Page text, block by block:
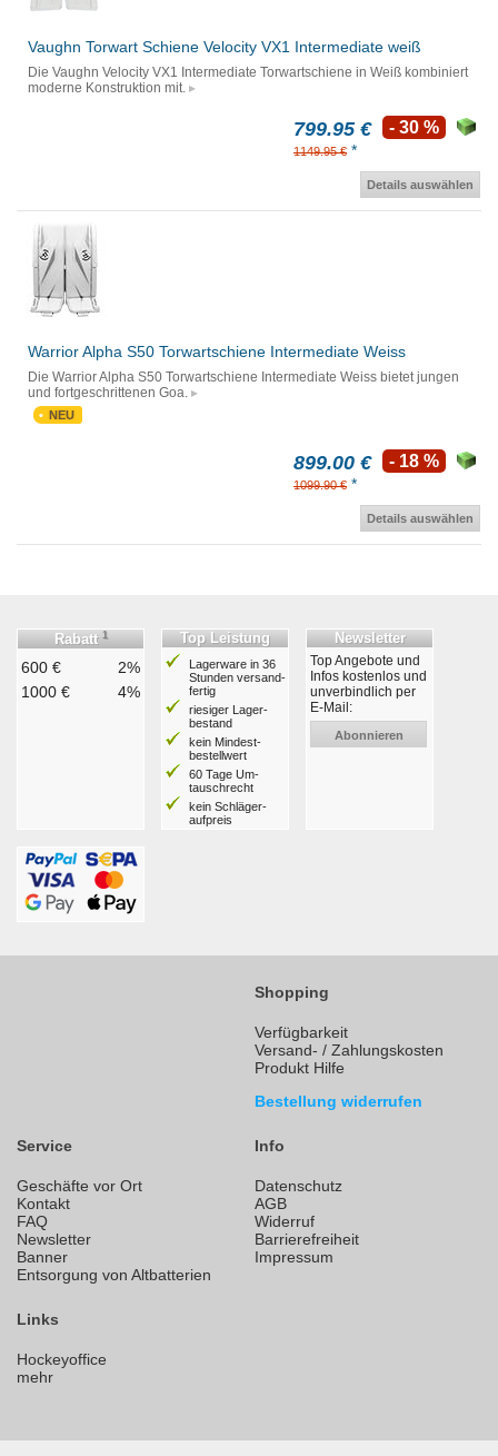
Vaughn Torwart Schiene Velocity VX1 Intermediate weiß
Die Vaughn Velocity VX1 Intermediate Torwartschiene in Weiß kombiniert
moderne Konstruktion mit.
799.95 €
1149.95 € *
- 30 %
Details auswählen
Warrior Alpha S50 Torwartschiene Intermediate Weiss
Die Warrior Alpha S50 Torwartschiene Intermediate Weiss bietet jungen
und fortgeschrittenen Goa.
NEU
899.00 €
1099.90 € *
- 18 %
Details auswählen
Rabatt 1
600 €
2%
1000 €
4%
Top Leistung
Lagerware in 36
Stunden ver­sand­
fertig
riesiger Lager­
bestand
kein Mindest­
bestell­wert
60 Tage Um­
tausch­recht
kein Schläger­
aufpreis
Newsletter
Top Angebote und
Infos kostenlos und
unverbindlich per
E-Mail:
Abonnieren
Shopping
Verfügbarkeit
Versand- / Zahlungskosten
Produkt Hilfe
Bestellung widerrufen
Service
Geschäfte vor Ort
Kontakt
FAQ
Newsletter
Banner
Entsorgung von Altbatterien
Info
Datenschutz
AGB
Widerruf
Barrierefreiheit
Impressum
Links
Hockeyoffice
mehr